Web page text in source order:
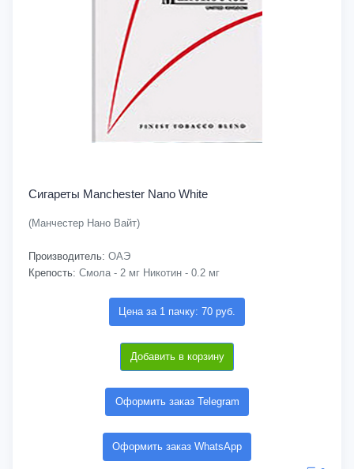
Сигареты Manchester Nano White
(Манчестер Нано Вайт)
Производитель: ОАЭ
Крепость: Смола - 2 мг Никотин - 0.2 мг
Цена за 1 пачку: 70 руб.
Добавить в корзину
Оформить заказ Telegram
Оформить заказ WhatsApp